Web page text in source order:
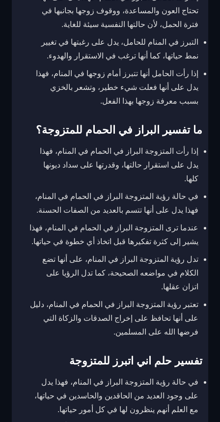
تحتاج العون والمساعدة، ووقوف زوجها بجانبها في
فترة الحمل، لأن حالتها النفسية سيئة للغاية.
التبرز في المنام للحامل، يدل على رغبتها في تغيير
نمط حياتها، كما أنها ترغب في الاستقرار والهدوء.
إذا رأت الحامل أنها تتبرز أمام زوجها في المنام، فهذا
يدل على أنها فعلت شيء خطير، وتشعر بالخزي
بسبب معرفة زوجها بهذا الفعل.
ما تفسير البراز في الحمام للمتزوجة؟
إذا رأت المتزوجة البراز في الحمام في المنام، فهذا
يدل على استقرار حالتها، وقدرتها على سداد ديونها
كلها.
في حالة رؤية المتزوجة البراز في الحمام في المنام،
فهذا يدل على أنها تتسم بالعديد من الصفات الحسنة.
عندما ترى المتزوجة البراز في الحمام في المنام، فهذا
يشير إلى كثرة تفكيرها قبل اتخاذ أي خطوة في حياتها.
تدل رؤية المتزوجة البراز في المنام، على أنها تضع
الكلام في مواضعه الصحيحة، كما تدل الرؤيا على
اتزان عقلها.
تعتبر رؤية المتزوجة البراز في الحمام في المنام، دليل
على أنها تحافظ على إخراج الصدقات والزكاة التي
فرضها الله على المسلمين.
تفسير حلم اني اتبرز للمتزوجة
في حالة رؤية المتزوجة البراز في المنام، فهذا يدل
على وجود العديد من الحاقدين والحاسدين في حياتها،
مع العلم أنهم ينظرون لها في كل أمور حياتها.